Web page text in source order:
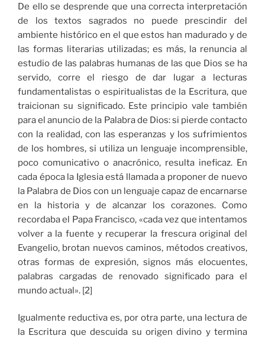
De ello se desprende que una correcta interpretación
de los textos sagrados no puede prescindir del
ambiente histórico en el que estos han madurado y de
las formas literarias utilizadas; es más, la renuncia al
estudio de las palabras humanas de las que Dios se ha
servido, corre el riesgo de dar lugar a lecturas
fundamentalistas o espiritualistas de la Escritura, que
traicionan su significado. Este principio vale también
para el anuncio de la Palabra de Dios: si pierde contacto
con la realidad, con las esperanzas y los sufrimientos
de los hombres, si utiliza un lenguaje incomprensible,
poco comunicativo o anacrónico, resulta ineficaz. En
cada época la Iglesia está llamada a proponer de nuevo
la Palabra de Dios con un lenguaje capaz de encarnarse
en la historia y de alcanzar los corazones. Como
recordaba el Papa Francisco, «cada vez que intentamos
volver a la fuente y recuperar la frescura original del
Evangelio, brotan nuevos caminos, métodos creativos,
otras formas de expresión, signos más elocuentes,
palabras cargadas de renovado significado para el
mundo actual». [2]
Igualmente reductiva es, por otra parte, una lectura de
la Escritura que descuida su origen divino y termina